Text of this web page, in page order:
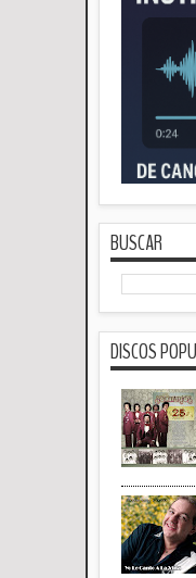
BUSCAR
DISCOS